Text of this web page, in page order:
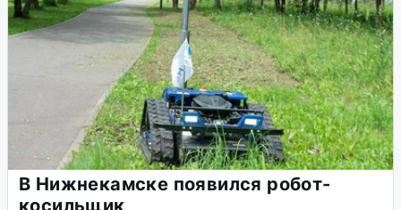
В Нижнекамске появился робот-
косильщик